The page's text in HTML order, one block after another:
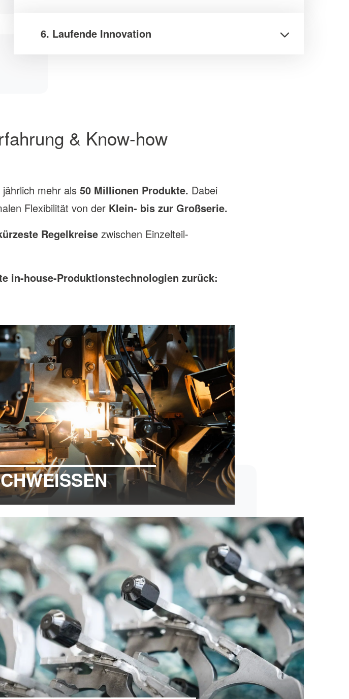
6. Laufende Innovation
& Know-how
mehr als 50 Millionen Produkte. Dabei
Flexibilität von der Klein- bis zur Großserie.
Regelkreisezwischen Einzelteil-
in-house-Produktionstechnologien zurück: